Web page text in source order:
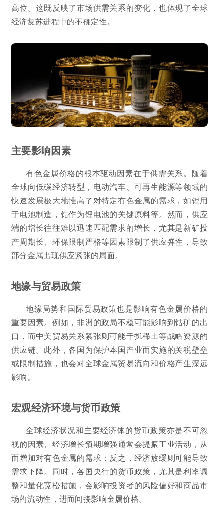
高位。这既反映了市场供需关系的变化，也体现了全球
经济复苏进程中的不确定性。
主要影响因素
有色金属价格的根本驱动因素在于供需关系。随着
全球向低碳经济转型，电动汽车、可再生能源等领域的
快速发展极大地推高了对特定有色金属的需求，如锂用
于电池制造，钴作为锂电池的关键原料等。然而，供应
端的增长往往难以迅速匹配需求的增长，尤其是新矿投
产周期长、环保限制严格等因素限制了供应弹性，导致
部分金属出现供应紧张的局面。
地缘与贸易政策
地缘局势和国际贸易政策也是影响有色金属价格的
重要因素。例如，非洲的政局不稳可能影响到钴矿的出
口，而中美贸易关系紧张则可能干扰稀土等战略资源的
供应链。此外，各国为保护本国产业而实施的关税壁垒
或限制措施，也会对全球金属贸易流向和价格产生深远
影响。
宏观经济环境与货币政策
全球经济状况和主要经济体的货币政策亦是不可忽
视的因素。经济增长预期增强通常会提振工业活动，从
而增加对有色金属的需求；反之，经济放缓则可能导致
需求下降。同时，各国央行的货币政策，尤其是利率调
整和量化宽松措施，会影响投资者的风险偏好和商品市
场的流动性，进而间接影响金属价格。